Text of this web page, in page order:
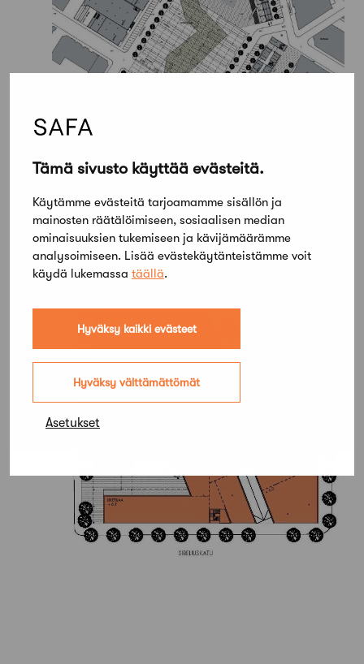
Tämä sivusto käyttää evästeitä.
Käytämme evästeitä tarjoamamme sisällön ja
mainosten räätälöimiseen, sosiaalisen median
ominaisuuksien tukemiseen ja kävijämäärämme
analysoimiseen. Lisää evästekäytänteistämme voit
käydä lukemassa täällä.
Hyväksy kaikki evästeet
Hyväksy välttämättömät
Asetukset